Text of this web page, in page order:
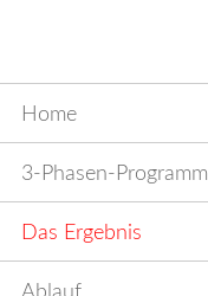
Home
3-Phasen-Programm
Das Ergebnis